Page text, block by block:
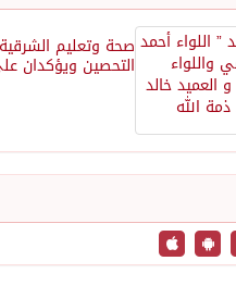
صحة وتعليم
التحصين ويؤكدان